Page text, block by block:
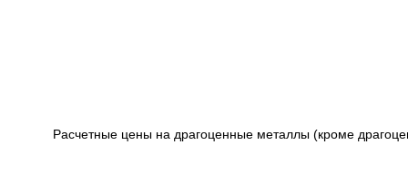
Расчетные цены на драгоценные металлы (кроме